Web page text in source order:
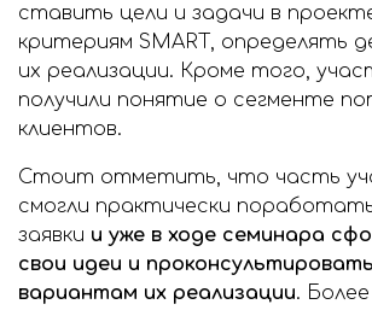
ставить цели и задачи в
критериям SMART, определять
их реализации. Кроме того,
получили понятие о сегменте
клиентов.
Стоит отметить, что часть
смогли практически
заявки и уже в ходе семинара
свои идеи и
вариантам их реализации.